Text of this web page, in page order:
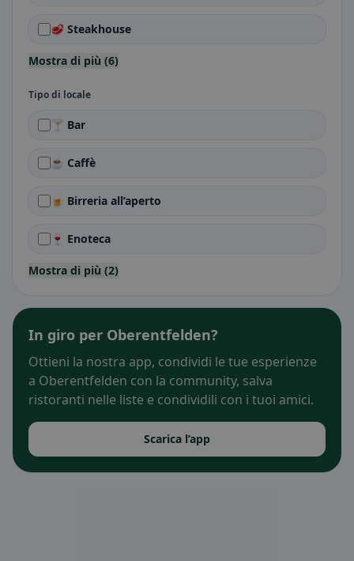
🥩 Steakhouse
Mostra di più (6)
Tipo di locale
🍸 Bar
☕ Caffè
🍺 Birreria all’aperto
🍷 Enoteca
Mostra di più (2)
In giro per Oberentfelden?
Ottieni la nostra app, condividi le tue esperienze
a Oberentfelden con la community, salva
ristoranti nelle liste e condividili con i tuoi amici.
Scarica l’app